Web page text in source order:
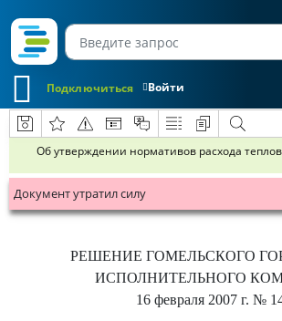
Войти
Подключиться
Об утверждении нормативов расхода
Документ утратил силу
РЕШЕНИЕ ГОМЕЛЬСКОГО
ИСПОЛНИТЕЛЬНОГО
16 февраля 2007 г. №